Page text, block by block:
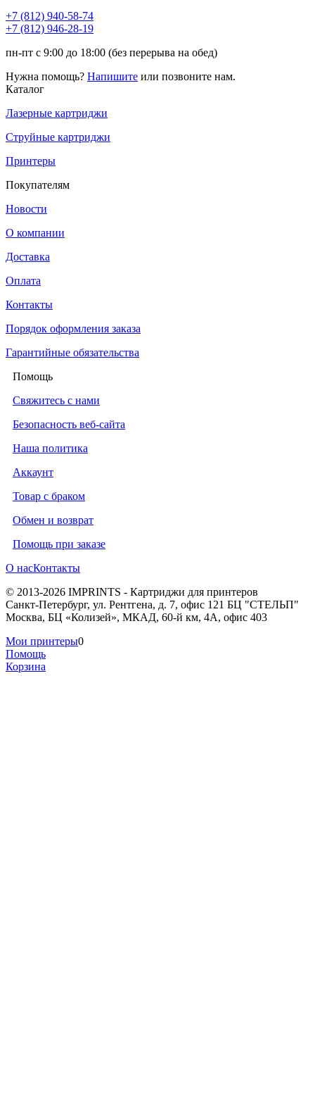
+7 (812) 940-58-74
+7 (812) 946-28-19
пн-пт с 9:00 до 18:00 (без перерыва на обед)
Нужна помощь? Напишите или позвоните нам.
Каталог
Лазерные картриджи
Струйные картриджи
Принтеры
Покупателям
Новости
О компании
Доставка
Оплата
Контакты
Порядок оформления заказа
Гарантийные обязательства
Помощь
Свяжитесь с нами
Безопасность веб-сайта
Наша политика
Аккаунт
Товар с браком
Обмен и возврат
Помощь при заказе
О насКонтакты
© 2013-2026 IMPRINTS - Картриджи для принтеров
Санкт-Петербург, ул. Рентгена, д. 7, офис 121 БЦ "СТЕЛЬП"
Москва, БЦ «Колизей», МКАД, 60-й км, 4А, офис 403
Мои принтеры0
Помощь
Корзина